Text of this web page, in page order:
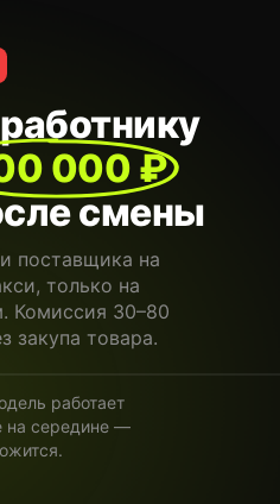
000 ₽
смены
поставщика на
только на
Комиссия 30–80
закупа товара.
работает
на середине —